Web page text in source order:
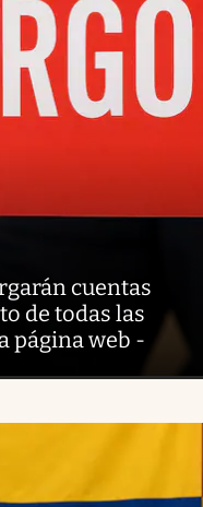
cuentas
de todas las
página web -